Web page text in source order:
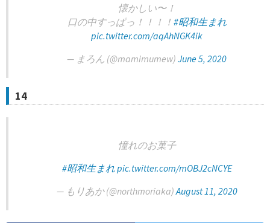
懐かしい〜！
口の中すっぱっ！！！！ #昭和生まれ
pic.twitter.com/aqAhNGK4ik
— まろん (@mamimumew) June 5, 2020
14
憧れのお菓子
#昭和生まれpic.twitter.com/mOBJ2cNCYE
— もりあか (@northmoriaka)August 11, 2020